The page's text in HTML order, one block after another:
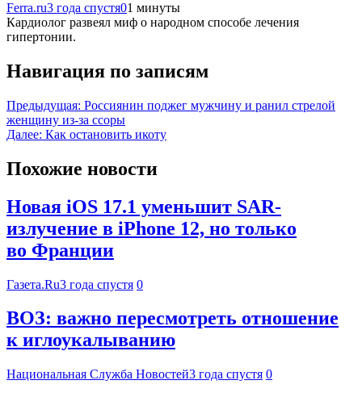
Ferra.ru3 года спустя01 минуты
Кардиолог развеял миф о народном способе лечения
гипертонии.
Навигация по записям
Предыдущая: Россиянин поджег мужчину и ранил стрелой
женщину из-за ссоры
Далее: Как остановить икоту
Похожие новости
Новая iOS 17.1 уменьшит SAR-
излучение в iPhone 12, но только
во Франции
Газета.Ru3 года спустя 0
ВОЗ: важно пересмотреть отношение
к иглоукалыванию
Национальная Служба Новостей3 года спустя 0